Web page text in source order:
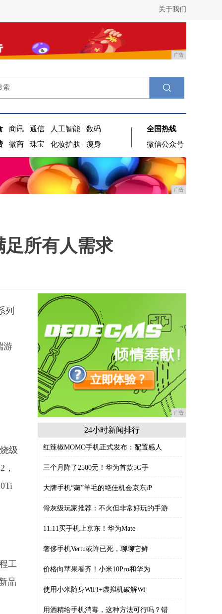
关于我们
广告
商讯 通信 人工智能
数码
微商 珠宝 化妆护肤 瘦身
全国热线
微信公众号
广告
所有人需求
列
游
级
工
品
广告
24小时新闻排行
红辣椒MOMO手机正式发布：配置感人
三个月降了2500元！华为首款5G手
大牌手机“薅”羊毛的绝佳机会京东iP
骨灰级玩家推荐：不火但非常好玩的手游
11.11买手机上京东！华为Mate
奢侈手机Vertu或许已死，聊聊它鲜
价格向苹果看齐！小米10Pro和华为
使用小米随身WiFi+虚拟机破解Wi
用酒精给手机消毒，这种方法可行吗？错